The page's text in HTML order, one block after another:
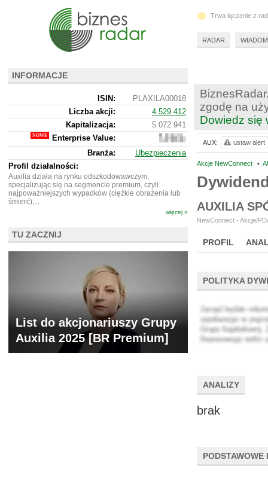
zgodę na
Dowiedz się
Akcje NewConnect •
AUXILIA
NewConnect - Akcje/
PROFIL
POLITYKA
ANALIZY
brak
PODSTAWOWE
AUX: ustaw alert
INFORMACJE
ISIN:
PLAXILA00018
Liczba akcji:
4 529 412
Kapitalizacja:
5 072 941
Enterprise Value:
4
104
941
Branża:
Ubezpieczenia
Profil działalności:
Auxilia działa na rynku odszkodowawczym,
specjalizując się na segmencie premium, czyli
najpoważniejszych wypadków (ciężkie obrażenia lub
śmierć),...
więcej »
TU ZACZNIJ
List do akcjonariuszy Grupy
Auxilia 2025 [BR Premium]
Trwa łączenie z
RADAR